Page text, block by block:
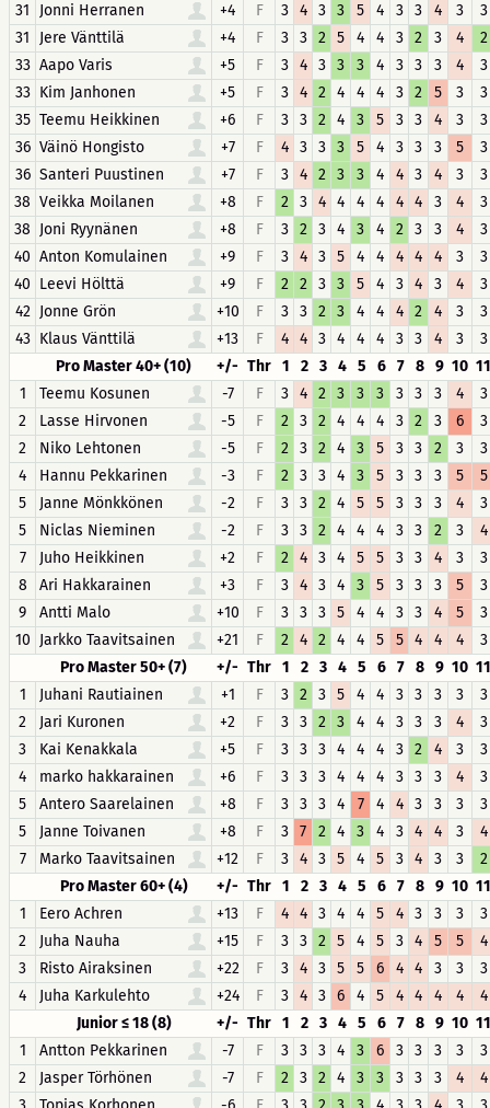
31
Jonni Herranen +4 F 3 4 3 3 5 4 3 3 4 3
3
31
Jere Vänttilä +4 F 3 3 2 5 4 4 3 2 3 4
2
33 Aapo Varis +5 F 3 4 3 3 3 4 3 3 3 4
3
33 Kim Janhonen +5 F 3 4 2 4 4 4 3 2 5 3
3
35 Teemu Heikkinen +6 F 3 3 2 4 3 5 3 3 4 3
3
36 Väinö Hongisto +7 F 4 3 3 3 5 4 3 3 3 5
3
36 Santeri Puustinen +7 F 3 4 2 3 3 4 4 3 4 3
3
38 Veikka Moilanen +8 F 2 3 4 4 4 4 4 4 3 4
3
38 Joni Ryynänen +8 F 3 2 3 4 3 4 2 3 3 4
3
40 Anton Komulainen +9 F 3 4 3 5 4 4 4 4 4 3
3
40 Leevi Hölttä +9 F 2 2 3 3 5 4 3 4 3 4
3
42 Jonne Grön +10 F 3 3 2 3 4 4 4 2 4 3
3
43 Klaus Vänttilä +13 F 4 4 3 4 4 4 3 3 4 3
3
Pro Master 40+ (10)
+/- Thr 1 2 3 4 5 6 7 8 9 10 11
1
Teemu Kosunen -7 F 3 4 2 3 3 3 3 3 3 4
3
2
Lasse Hirvonen -5 F 2 3 2 4 4 4 3 2 3 6
3
2
Niko Lehtonen -5 F 2 3 2 4 3 5 3 3 2 3
3
4
Hannu Pekkarinen -3 F 2 3 3 4 3 5 3 3 3 5
5
5
Janne Mönkkönen -2 F 3 3 2 4 5 5 3 3 3 4
3
5
Niclas Nieminen -2 F 3 3 2 4 4 4 3 3 2 3
4
7
Juho Heikkinen +2 F 2 4 3 4 5 5 3 3 4 3
3
8
Ari Hakkarainen +3 F 3 4 3 4 3 5 3 3 3 5
3
9
Antti Malo +10 F 3 3 3 5 4 4 3 3 4 5
3
10 Jarkko Taavitsainen +21 F 2 4 2 4 4 5 5 4 4 4
3
Pro Master 50+ (7)
+/- Thr 1 2 3 4 5 6 7 8 9 10 11
1
Juhani Rautiainen +1 F 3 2 3 5 4 4 3 3 3 3
3
2
Jari Kuronen +2 F 3 3 2 3 4 4 3 3 3 4
3
3
Kai Kenakkala +5 F 3 3 3 4 4 4 3 2 4 3
3
4
marko hakkarainen +6 F 3 3 3 4 4 4 3 3 3 4
3
5
Antero Saarelainen +8 F 3 3 3 4 7 4 4 3 3 3
3
5
Janne Toivanen +8 F 3 7 2 4 3 4 3 4 4 3
4
7
Marko Taavitsainen +12 F 3 4 3 5 4 5 3 4 3 3
2
Pro Master 60+ (4)
+/- Thr 1 2 3 4 5 6 7 8 9 10 11
1
Eero Achren +13 F 4 4 3 4 4 5 4 3 3 3
3
2
Juha Nauha +15 F 3 3 2 5 4 5 3 4 5 5
4
3
Risto Airaksinen +22 F 3 4 3 5 5 6 4 4 3 3
3
4
Juha Karkulehto +24 F 3 4 3 6 4 5 4 4 4 4
4
Junior ≤ 18 (8)
+/- Thr 1 2 3 4 5 6 7 8 9 10 11
1
Antton Pekkarinen -7 F 3 3 3 4 3 6 3 3 3 3
3
2
Jasper Törhönen -7 F 2 3 2 4 3 3 3 3 3 4
4